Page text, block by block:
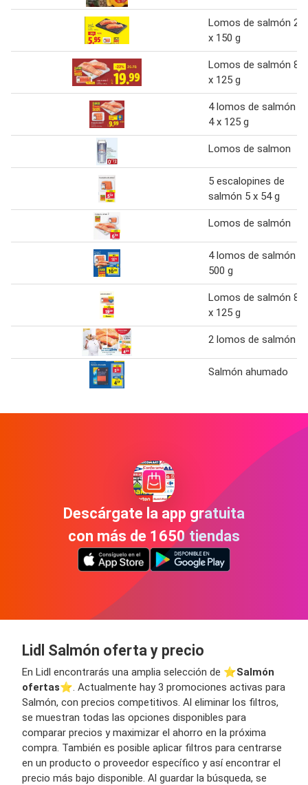
Lomos de salmón 2
x 150 g
Lomos de salmón 8
x 125 g
4 lomos de salmón
4 x 125 g
Lomos de salmon
5 escalopines de
salmón 5 x 54 g
Lomos de salmón
4 lomos de salmón
500 g
Lomos de salmón 8
x 125 g
2 lomos de salmón
Salmón ahumado
Descárgate la app gratuita
con más de 1650 tiendas
Lidl Salmón oferta y precio
En Lidl encontrarás una amplia selección de ⭐️Salmón
ofertas⭐️. Actualmente hay 3 promociones activas para
Salmón, con precios competitivos. Al eliminar los filtros,
se muestran todas las opciones disponibles para
comparar precios y maximizar el ahorro en la próxima
compra. También es posible aplicar filtros para centrarse
en un producto o proveedor específico y así encontrar el
precio más bajo disponible. Al guardar la búsqueda, se